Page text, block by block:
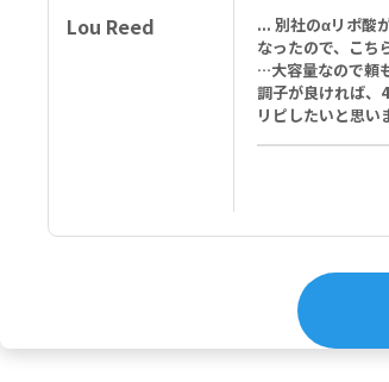
Lou Reed
... 別社のαリポ酸
なったので、こち
…大容量なので頼
調子が良ければ、
リピしたいと思い